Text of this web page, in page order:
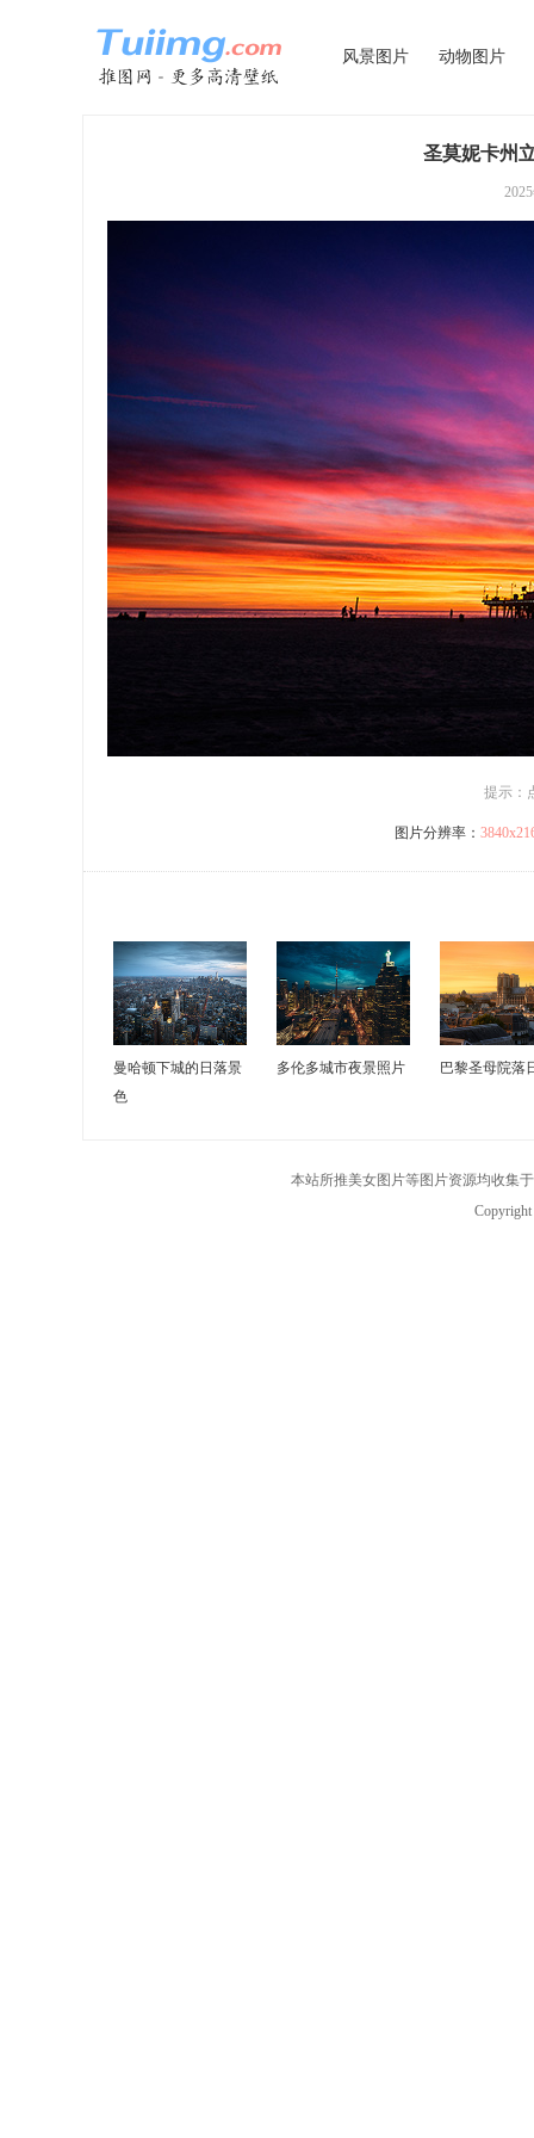
风景图片 动物图片
圣莫妮卡州
提示：
图片分辨率：
曼哈顿下城的日落景
色
多伦多城市夜景照片 巴黎圣母院落
本站所推美女图片等图片资源均收集